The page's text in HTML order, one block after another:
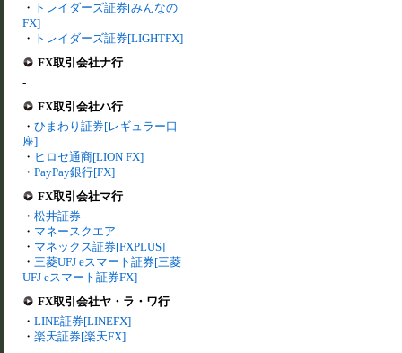
・ トレイダーズ証券[みんなの
FX]
・ トレイダーズ証券[LIGHTFX]
FX取引会社ナ行
-
FX取引会社ハ行
・ ひまわり証券[レギュラー口
座]
・ ヒロセ通商[LION FX]
・ PayPay銀行[FX]
FX取引会社マ行
・ 松井証券
・ マネースクエア
・ マネックス証券[FXPLUS]
・ 三菱UFJ eスマート証券[三菱
UFJ eスマート証券FX]
FX取引会社ヤ・ラ・ワ行
・ LINE証券[LINEFX]
・ 楽天証券[楽天FX]